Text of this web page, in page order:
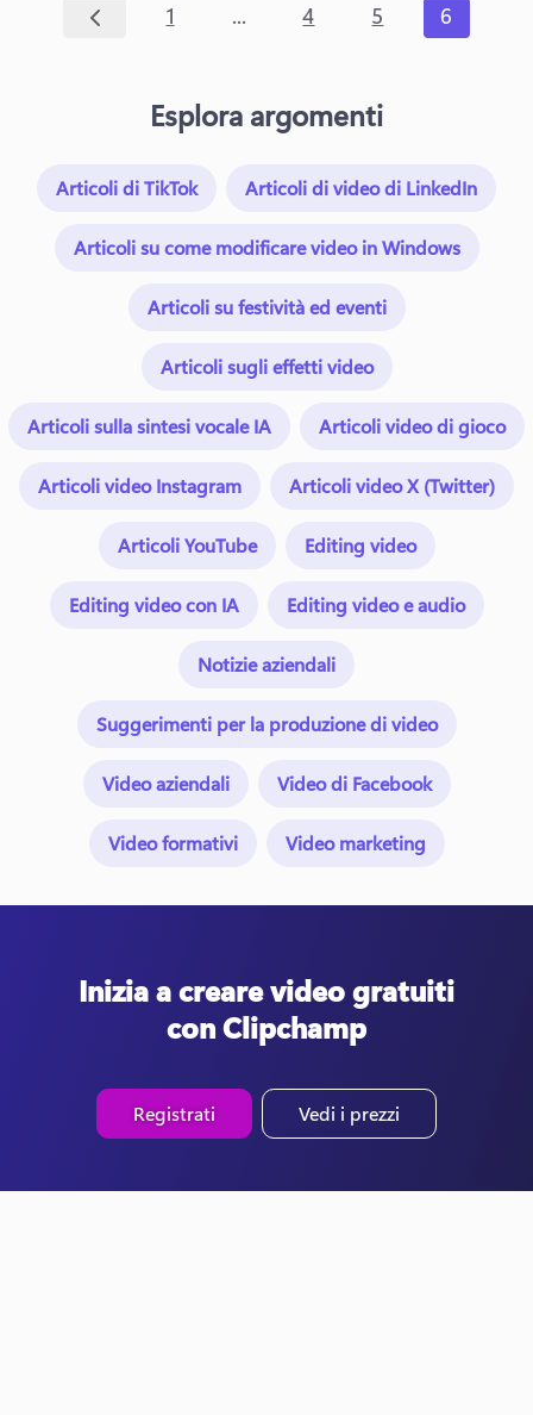
1 ... 4 5 6
Esplora argomenti
Articoli di TikTok Articoli di video di LinkedIn
Articoli su come modificare video in Windows
Articoli su festività ed eventi
Articoli sugli effetti video
Articoli sulla sintesi vocale IA Articoli video di gioco
Articoli video Instagram Articoli video X (Twitter)
Articoli YouTube Editing video
Editing video con IA Editing video e audio
Notizie aziendali
Suggerimenti per la produzione di video
Video aziendali Video di Facebook
Video formativi Video marketing
Inizia a creare video gratuiti
con Clipchamp
Registrati Vedi i prezzi